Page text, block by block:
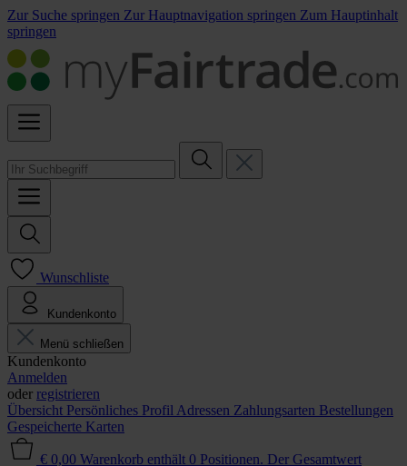
Zur Suche springen Zur Hauptnavigation springen Zum Hauptinhalt
springen
Wunschliste
Kundenkonto
Menü schließen
Kundenkonto
Anmelden
oder registrieren
Übersicht Persönliches Profil Adressen Zahlungsarten Bestellungen
Gespeicherte Karten
€ 0,00 Warenkorb enthält 0 Positionen. Der Gesamtwert